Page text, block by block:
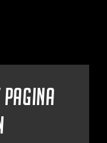
pagina